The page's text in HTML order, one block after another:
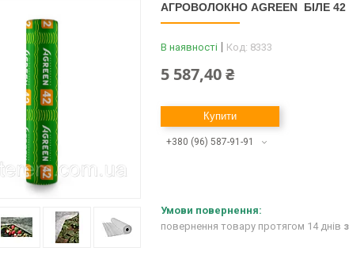
АГРОВОЛОКНО AGREEN БІЛЕ 42
В наявності Код: 8333
5 587,40 ₴
Купити
+380 (96) 587-91-91
повернення товару протягом 14 днів